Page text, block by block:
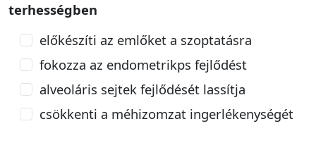
terhességben
előkészíti az emlőket a szoptatásra
fokozza az endometrikps fejlődést
alveoláris sejtek fejlődését lassítja
csökkenti a méhizomzat ingerlékenységét